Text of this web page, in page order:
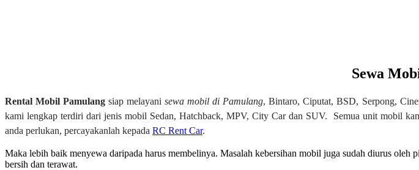
Sewa
Rental Mobil Pamulang siap melayanisewa mobil di Pamulang, Bintaro, Ciputat, BSD, Serpong,
kami lengkap terdiri dari jenis mobil Sedan, Hatchback, MPV, City Car dan SUV. Semua unit mobil
anda perlukan, percayakanlah kepada RC Rent Car.
Maka lebih baik menyewa daripada harus membelinya. Masalah kebersihan mobil juga sudah diurus
bersih dan terawat.